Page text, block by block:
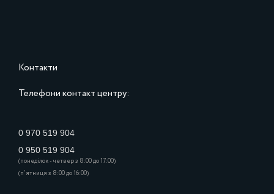
Контакти
Телефони контакт центру:
0 970 519 904
0 950 519 904
(понеділок - четвер з 8:00 до 17:00)
(п'ятниця з 8:00 до 16:00)